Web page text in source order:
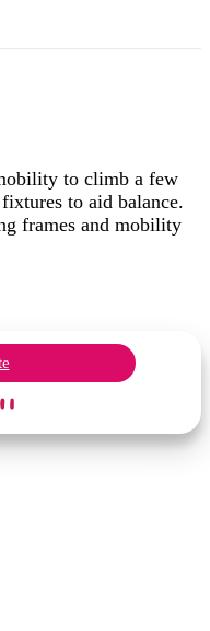
to climb a few
to aid balance.
frames and mobility